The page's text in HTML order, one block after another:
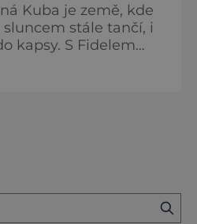
Kuba je země, kde
stále tančí, i
kapsy. S Fidelem
zábavu si obstarají